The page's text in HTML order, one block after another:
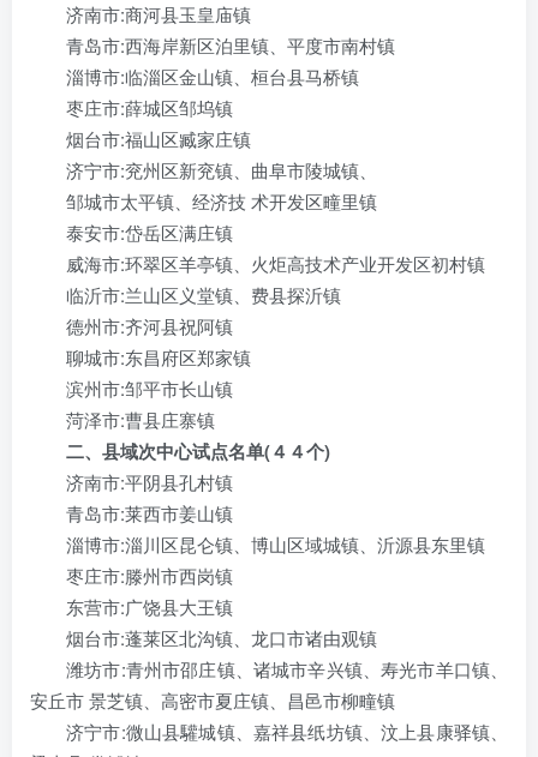
济南市:商河县玉皇庙镇
青岛市:西海岸新区泊里镇、平度市南村镇
淄博市:临淄区金山镇、桓台县马桥镇
枣庄市:薛城区邹坞镇
烟台市:福山区臧家庄镇
济宁市:兖州区新兖镇、曲阜市陵城镇、
邹城市太平镇、经济技 术开发区疃里镇
泰安市:岱岳区满庄镇
威海市:环翠区羊亭镇、火炬高技术产业开发区初村镇
临沂市:兰山区义堂镇、费县探沂镇
德州市:齐河县祝阿镇
聊城市:东昌府区郑家镇
滨州市:邹平市长山镇
菏泽市:曹县庄寨镇
二、县域次中心试点名单(４４个)
济南市:平阴县孔村镇
青岛市:莱西市姜山镇
淄博市:淄川区昆仑镇、博山区域城镇、沂源县东里镇
枣庄市:滕州市西岗镇
东营市:广饶县大王镇
烟台市:蓬莱区北沟镇、龙口市诸由观镇
潍坊市:青州市邵庄镇、诸城市辛兴镇、寿光市羊口镇、
安丘市 景芝镇、高密市夏庄镇、昌邑市柳疃镇
济宁市:微山县驩城镇、嘉祥县纸坊镇、汶上县康驿镇、